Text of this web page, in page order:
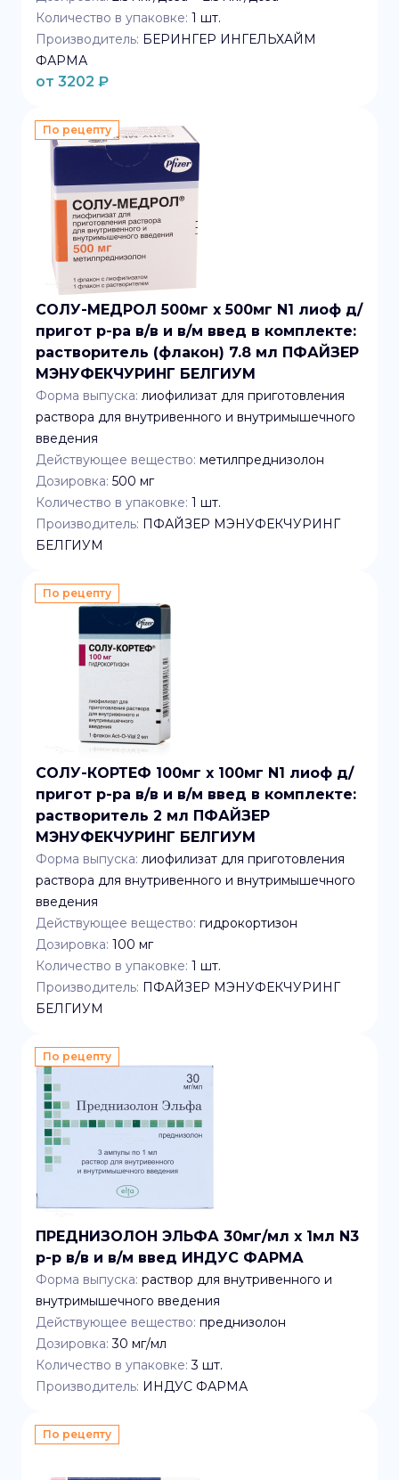
Количество в упаковке: 1 шт.
Производитель: БЕРИНГЕР ИНГЕЛЬХАЙМ
ФАРМА
от 3202 ₽
По рецепту
СОЛУ-МЕДРОЛ 500мг x 500мг N1 лиоф д/
пригот р-ра в/в и в/м введ в комплекте:
растворитель (флакон) 7.8 мл ПФАЙЗЕР
МЭНУФЕКЧУРИНГ БЕЛГИУМ
Форма выпуска: лиофилизат для приготовления
раствора для внутривенного и внутримышечного
введения
Действующее вещество: метилпреднизолон
Дозировка: 500 мг
Количество в упаковке: 1 шт.
Производитель: ПФАЙЗЕР МЭНУФЕКЧУРИНГ
БЕЛГИУМ
По рецепту
СОЛУ-КОРТЕФ 100мг x 100мг N1 лиоф д/
пригот р-ра в/в и в/м введ в комплекте:
растворитель 2 мл ПФАЙЗЕР
МЭНУФЕКЧУРИНГ БЕЛГИУМ
Форма выпуска: лиофилизат для приготовления
раствора для внутривенного и внутримышечного
введения
Действующее вещество: гидрокортизон
Дозировка: 100 мг
Количество в упаковке: 1 шт.
Производитель: ПФАЙЗЕР МЭНУФЕКЧУРИНГ
БЕЛГИУМ
По рецепту
ПРЕДНИЗОЛОН ЭЛЬФА 30мг/мл x 1мл N3
р-р в/в и в/м введ ИНДУС ФАРМА
Форма выпуска: раствор для внутривенного и
внутримышечного введения
Действующее вещество: преднизолон
Дозировка: 30 мг/мл
Количество в упаковке: 3 шт.
Производитель: ИНДУС ФАРМА
По рецепту